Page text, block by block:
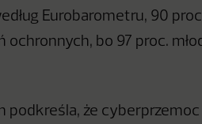
Eurobarometru, 90
ochronnych, bo 97 proc.
podkreśla, że